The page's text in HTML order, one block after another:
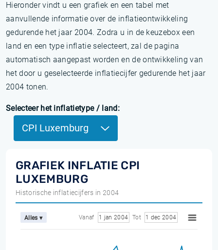
Hieronder vindt u een grafiek en een tabel met
aanvullende informatie over de inflatieontwikkeling
gedurende het jaar 2004. Zodra u in de keuzebox een
land en een type inflatie selecteert, zal de pagina
automatisch aangepast worden en de ontwikkeling van
het door u geselecteerde inflatiecijfer gedurende het jaar
2004 tonen.
Selecteer het inflatietype / land:
CPI Luxemburg
GRAFIEK INFLATIE CPI
LUXEMBURG
Historische inflatiecijfers in 2004
Alles ▾ Vanaf 1 jan 2004 Tot 1 dec 2004